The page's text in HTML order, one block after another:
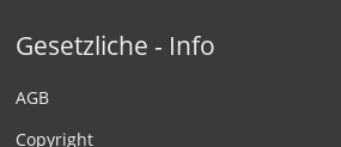
Gesetzliche - Info
AGB
Copyright